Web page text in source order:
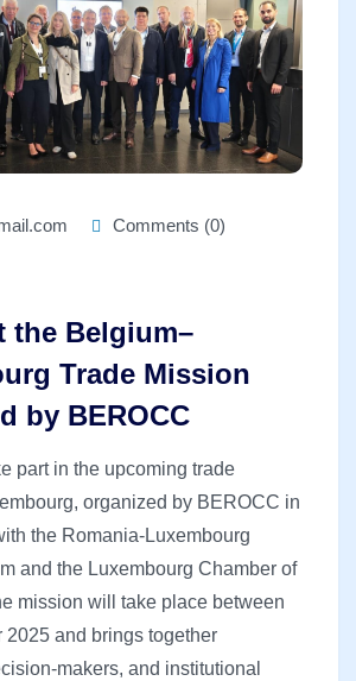
Comments (0)
the Belgium–
Trade Mission
by BEROCC
part in the upcoming trade
organized by BEROCC in
the Romania-Luxembourg
and the Luxembourg Chamber of
mission will take place between
2025 and brings together
makers, and institutional